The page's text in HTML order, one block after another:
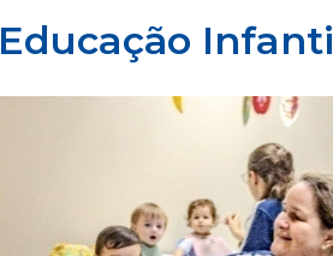
Educação